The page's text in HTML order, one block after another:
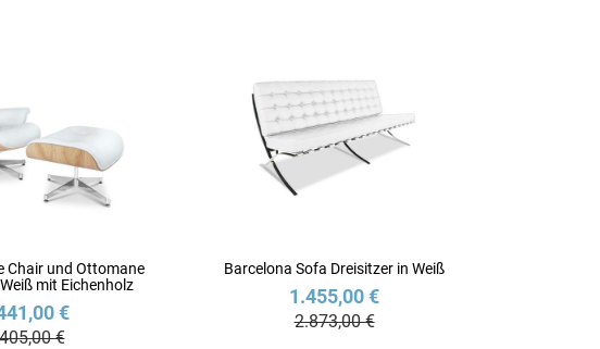
Chair und Ottomane
mit Eichenholz
€
€
Barcelona Sofa Dreisitzer in Weiß
1.455,00 €
2.873,00 €